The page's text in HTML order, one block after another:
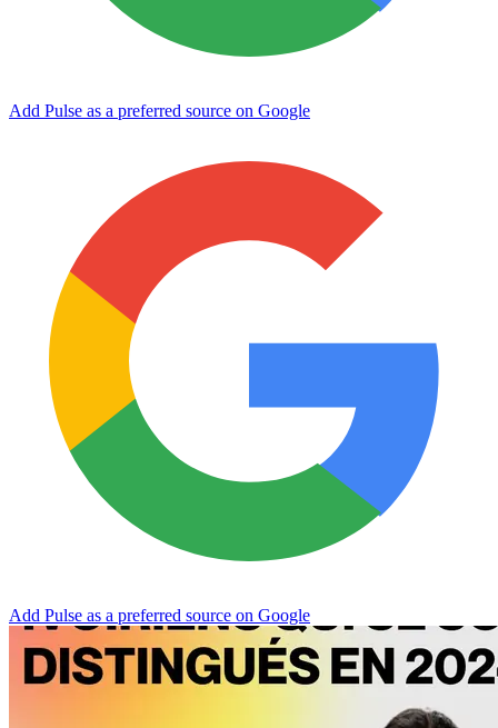
Add Pulse as a preferred source on Google
Add Pulse as a preferred source on Google